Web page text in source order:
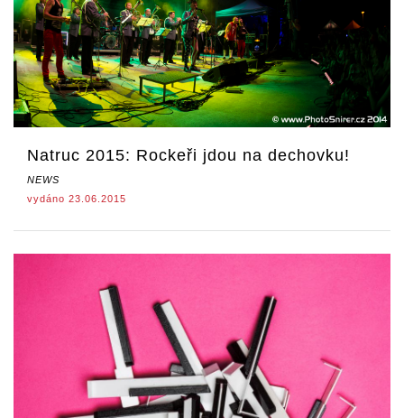
Natruc 2015: Rockeři jdou na dechovku!
NEWS
vydáno 23.06.2015